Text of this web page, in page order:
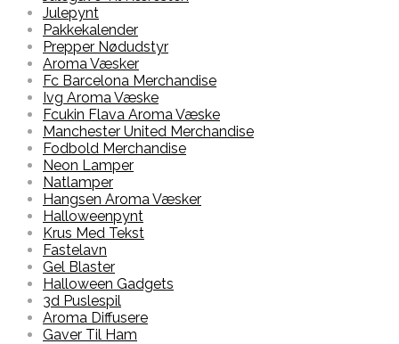
Julepynt
Pakkekalender
Prepper Nødudstyr
Aroma Væsker
Fc Barcelona Merchandise
Ivg Aroma Væske
Fcukin Flava Aroma Væske
Manchester United Merchandise
Fodbold Merchandise
Neon Lamper
Natlamper
Hangsen Aroma Væsker
Halloweenpynt
Krus Med Tekst
Fastelavn
Gel Blaster
Halloween Gadgets
3d Puslespil
Aroma Diffusere
Gaver Til Ham